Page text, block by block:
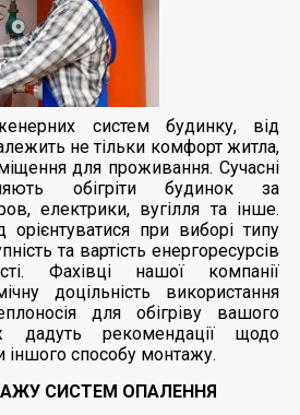
систем будинку, від
не тільки комфорт житла,
для проживання. Сучасні
обігріти будинок за
електрики, вугілля та інше.
при виборі типу
та вартість енергоресурсів
Фахівці нашої компанії
доцільність використання
для обігріву вашого
дадуть рекомендації щодо
іншого способу монтажу.
СИСТЕМ ОПАЛЕННЯ